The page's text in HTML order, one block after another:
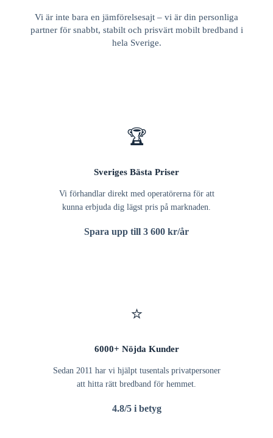
Vi är inte bara en jämförelsesajt – vi är din personliga
partner för snabbt, stabilt och prisvärt mobilt bredband i
hela Sverige.
🏆
Sveriges Bästa Priser
Vi förhandlar direkt med operatörerna för att
kunna erbjuda dig lägst pris på marknaden.
Spara upp till 3 600 kr/år
⭐
6000+ Nöjda Kunder
Sedan 2011 har vi hjälpt tusentals privatpersoner
att hitta rätt bredband för hemmet.
4.8/5 i betyg